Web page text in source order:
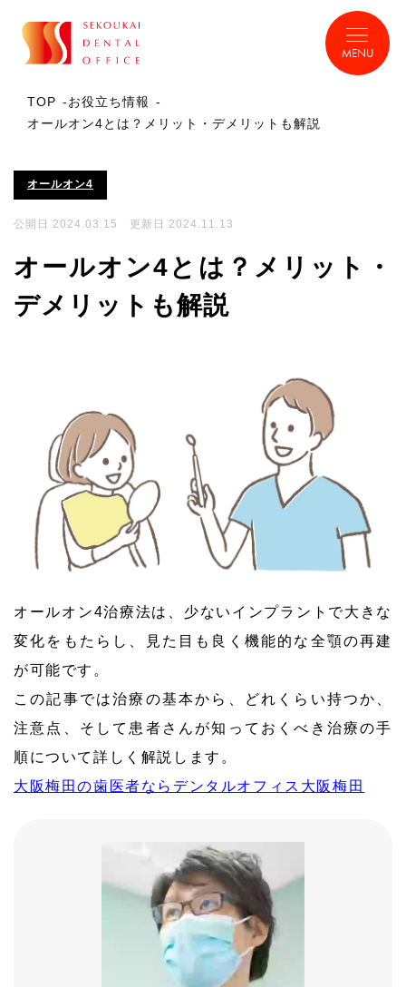
TOP
お役立ち情報
オールオン4とは？メリット・デメリットも解説
オールオン4
公開日 2024.03.15 更新日 2024.11.13
オールオン4とは？メリット・
デメリットも解説
オールオン4治療法は、少ないインプラントで大きな
変化をもたらし、見た目も良く機能的な全顎の再建
が可能です。
この記事では治療の基本から、どれくらい持つか、
注意点、そして患者さんが知っておくべき治療の手
順について詳しく解説します。
大阪梅田の歯医者ならデンタルオフィス大阪梅田
MENU